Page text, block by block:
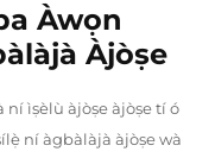
Àwọn
Àjòṣe
ní ìṣèlù àjòṣe àjòṣe tí ó
ní àgbàlàjà àjòṣe wà